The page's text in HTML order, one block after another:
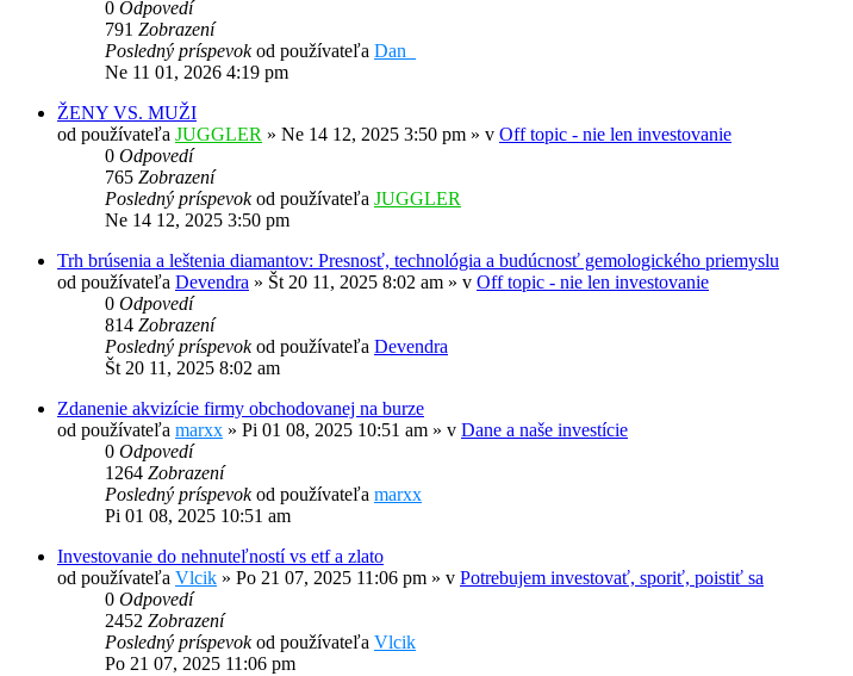
0 Odpovedí
791 Zobrazení
Posledný príspevokod používateľa Dan_
Ne 11 01, 2026 4:19 pm
ŽENY VS. MUŽI
od používateľa JUGGLER » Ne 14 12, 2025 3:50 pm » v Off topic - nie len investovanie
0 Odpovedí
765 Zobrazení
Posledný príspevokod používateľa JUGGLER
Ne 14 12, 2025 3:50 pm
Trh brúsenia a leštenia diamantov: Presnosť, technológia a budúcnosť gemologického priemyslu
od používateľa Devendra » Št 20 11, 2025 8:02 am » v Off topic - nie len investovanie
0 Odpovedí
814 Zobrazení
Posledný príspevokod používateľa Devendra
Št 20 11, 2025 8:02 am
Zdanenie akvizície firmy obchodovanej na burze
od používateľa marxx » Pi 01 08, 2025 10:51 am » v Dane a naše investície
0 Odpovedí
1264 Zobrazení
Posledný príspevokod používateľa marxx
Pi 01 08, 2025 10:51 am
Investovanie do nehnuteľností vs etf a zlato
od používateľa Vlcik » Po 21 07, 2025 11:06 pm » v Potrebujem investovať, sporiť, poistiť sa
0 Odpovedí
2452 Zobrazení
Posledný príspevokod používateľa Vlcik
Po 21 07, 2025 11:06 pm